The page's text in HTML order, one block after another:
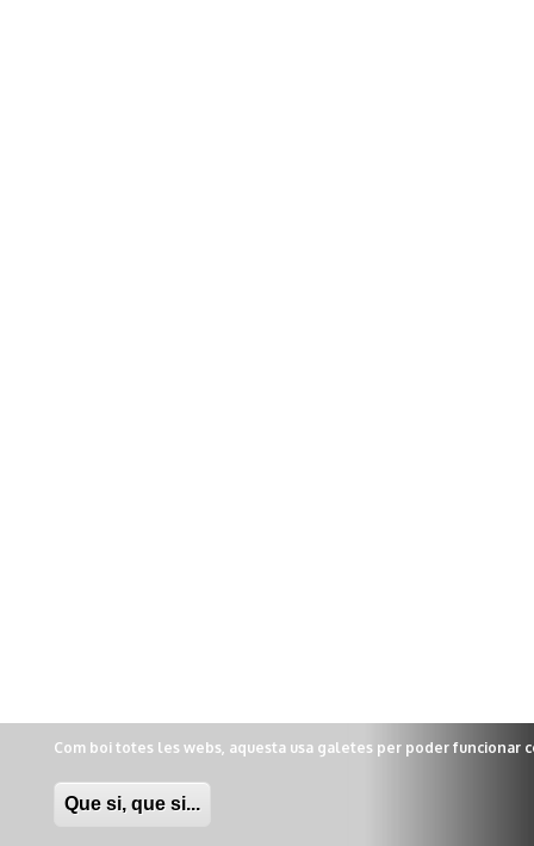
Com boi totes les webs, aquesta usa galetes per poder funcionar
Que si, que si...